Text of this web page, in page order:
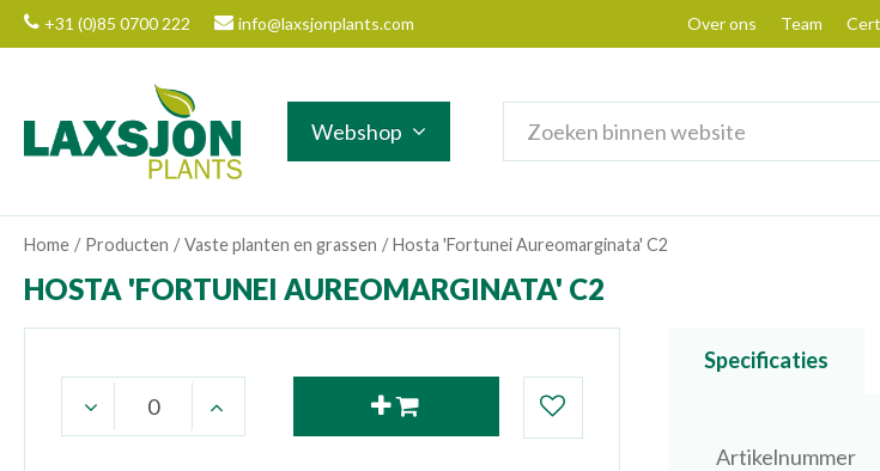
Ga
naar
Home Producten Vaste planten en grassen Hosta 'Fortunei Aureomarginata' C2
+31 (0)85 0700 222 info@laxsjonplants.com Over ons Team
Webshop
HOSTA 'FORTUNEI AUREOMARGINATA' C2
Specificaties
Artikelnummer